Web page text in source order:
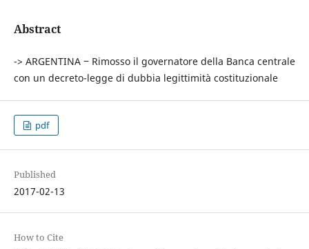
Abstract
-> ARGENTINA ‒ Rimosso il governatore della Banca centrale
con un decreto-legge di dubbia legittimità costituzionale
pdf
Published
2017-02-13
How to Cite